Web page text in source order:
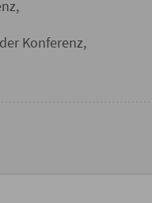
Konferenz,